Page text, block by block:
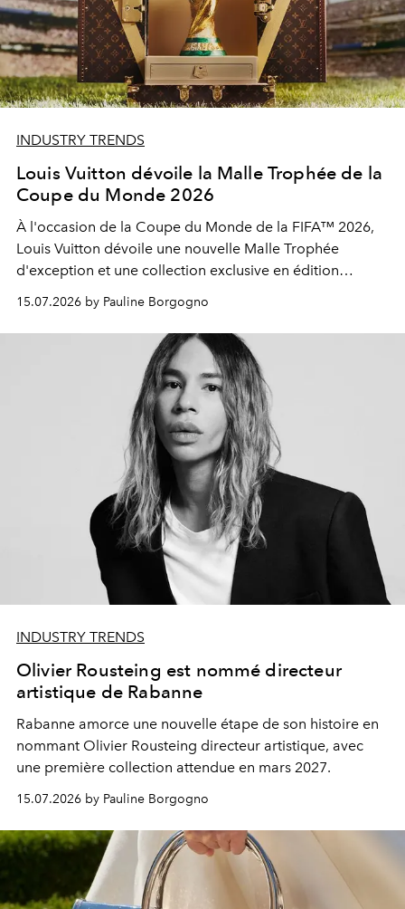
INDUSTRY TRENDS
Louis Vuitton dévoile la Malle Trophée de la
Coupe du Monde 2026
À l'occasion de la Coupe du Monde de la FIFA™ 2026,
Louis Vuitton dévoile une nouvelle Malle Trophée
d'exception et une collection exclusive en édition
l'excellence sportive.
15.07.2026 by Pauline Borgogno
INDUSTRY TRENDS
Olivier Rousteing est nommé directeur
artistique de Rabanne
Rabanne amorce une nouvelle étape de son histoire en
nommant Olivier Rousteing directeur artistique, avec
une première collection attendue en mars 2027.
15.07.2026 by Pauline Borgogno